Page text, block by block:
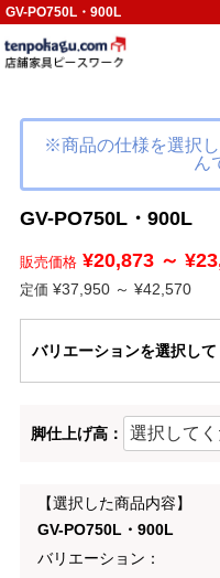
GV-PO750L・900L
※商品の仕様を選択
ん
GV-PO750L・900L
販売価格¥20,873 ～
定価 ¥37,950 ～ ¥42,570
バリエーションを選択し
脚仕上げ高：
【選択した商品内容】
GV-PO750L・900L
バリエーション：